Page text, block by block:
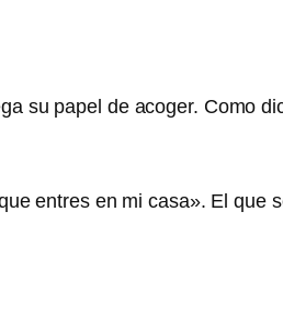
su papel de acoger. Como
entres en mi casa». El que